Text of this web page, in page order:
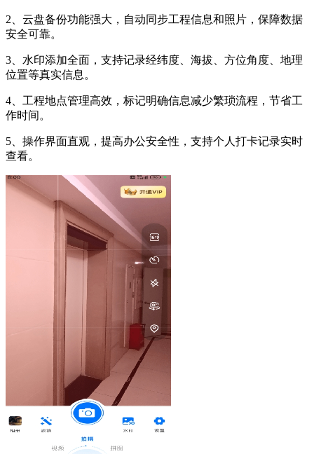
2、云盘备份功能强大，自动同步工程信息和照片，保障数据
安全可靠。
3、水印添加全面，支持记录经纬度、海拔、方位角度、地理
位置等真实信息。
4、工程地点管理高效，标记明确信息减少繁琐流程，节省工
作时间。
5、操作界面直观，提高办公安全性，支持个人打卡记录实时
查看。